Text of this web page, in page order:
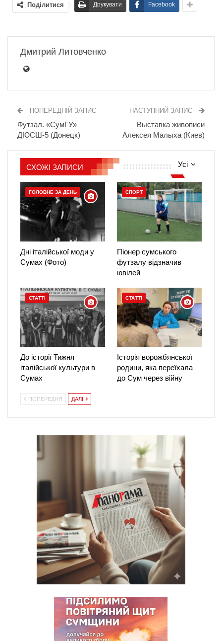
Поділитися Друкувати Facebook
Дмитрий Литовченко
ПОПЕРЕДНІЙ ЗАПИС
Футзал. «СумГУ» –
ДЮСШ-5 (Донецк)
НАСТУПНИЙ ЗАПИС
Выставка живописи
Алексея Малыха (Киев)
Усі
СХОЖІ ЗАПИСИ
ГОЛОВНЕ ЗА ДЕНЬ
Дні італійської моди у
Сумах (Фото)
СПОРТ
Піонер сумського
футзалу відзначив
ювілей
СТАТТІ
До історії Тижня
італійської культури в
Сумах
СТАТТІ
Історія ворожбянської
родини, яка переїхала
до Сум через війну
ПОПЕРЕДНЯ ДАЛІ